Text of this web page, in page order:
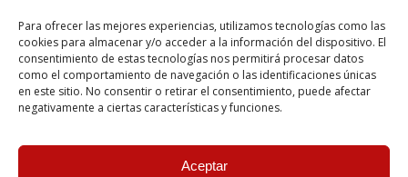
Para ofrecer las mejores experiencias, utilizamos tecnologías como las
cookies para almacenar y/o acceder a la información del dispositivo. El
consentimiento de estas tecnologías nos permitirá procesar datos
como el comportamiento de navegación o las identificaciones únicas
en este sitio. No consentir o retirar el consentimiento, puede afectar
negativamente a ciertas características y funciones.
Aceptar
LEGAL
Política de Privacidad
Política de Cookies
Accesibilidad
Esta empresa ha sido beneficiaria del bono Kit Digital y lo ha
internet, financiado por la Unión Europea – NextGeneration EU